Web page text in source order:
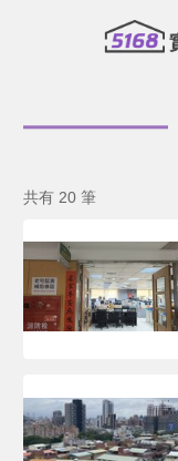
共有 20 筆